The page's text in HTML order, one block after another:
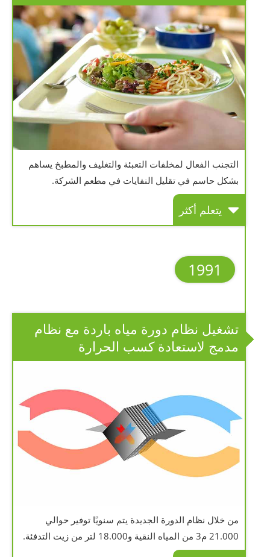
التجنب الفعال لمخلفات التعبئة والتغليف والمطبخ يساهم
بشكل حاسم في تقليل النفايات في مطعم الشركة.
يتعلم أكثر
1991
تشغيل نظام دورة مياه باردة مع نظام
مدمج لاستعادة كسب الحرارة
من خلال نظام الدورة الجديدة يتم سنويًا توفير حوالي
21.000 م3 من المياه النقية و18.000 لتر من زيت التدفئة.